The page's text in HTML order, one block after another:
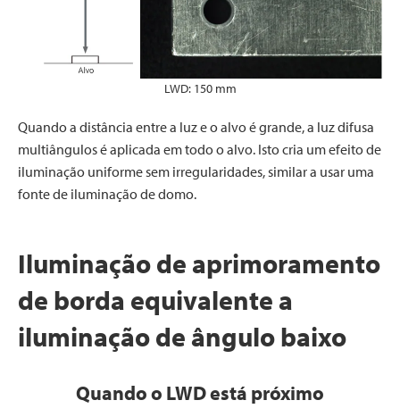
LWD: 150 mm
Quando a distância entre a luz e o alvo é grande, a luz difusa
multiângulos é aplicada em todo o alvo. Isto cria um efeito de
iluminação uniforme sem irregularidades, similar a usar uma
fonte de iluminação de domo.
Iluminação de aprimoramento
de borda equivalente a
iluminação de ângulo baixo
Quando o LWD está próximo